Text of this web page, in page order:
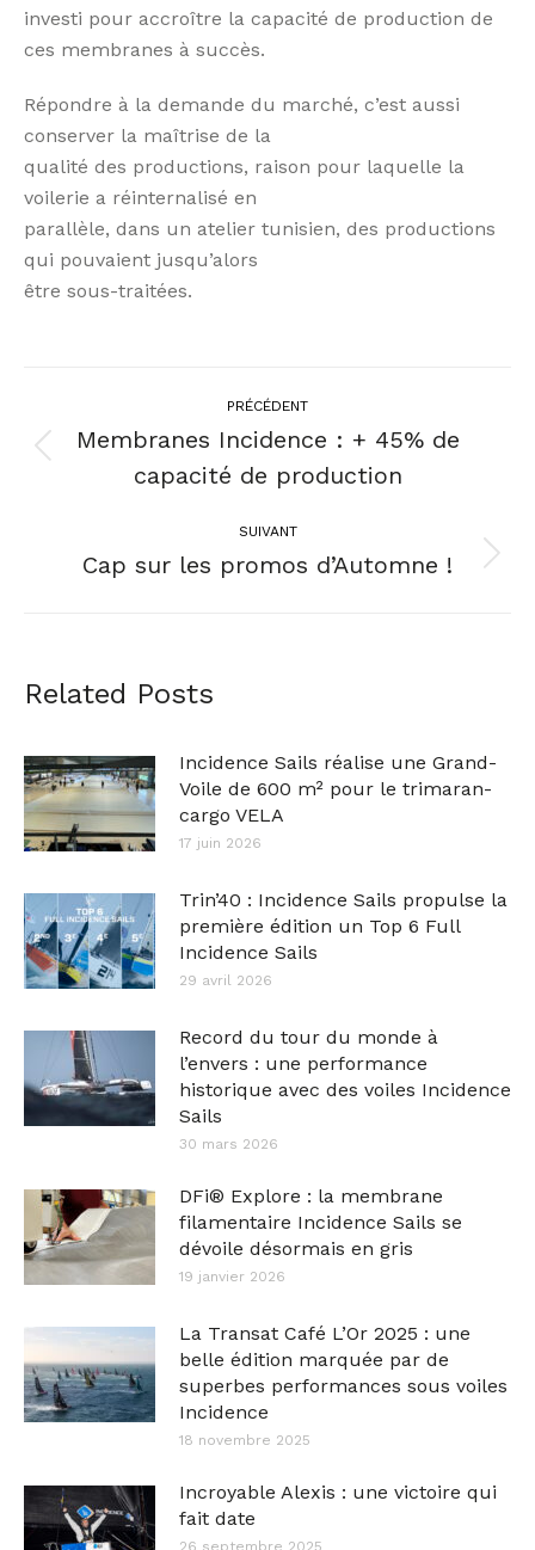
investi pour accroître la capacité de production de
ces membranes à succès.
Répondre à la demande du marché, c’est aussi
conserver la maîtrise de la
qualité des productions, raison pour laquelle la
voilerie a réinternalisé en
parallèle, dans un atelier tunisien, des productions
qui pouvaient jusqu’alors
être sous-traitées.
PRÉCÉDENT
Membranes Incidence : + 45% de
capacité de production
SUIVANT
Cap sur les promos d’Automne !
Related Posts
Incidence Sails réalise une Grand-
Voile de 600 m² pour le trimaran-
cargo VELA
17 juin 2026
Trin’40 : Incidence Sails propulse la
première édition un Top 6 Full
Incidence Sails
29 avril 2026
Record du tour du monde à
l’envers : une performance
historique avec des voiles Incidence
Sails
30 mars 2026
DFi® Explore : la membrane
filamentaire Incidence Sails se
dévoile désormais en gris
19 janvier 2026
La Transat Café L’Or 2025 : une
belle édition marquée par de
superbes performances sous voiles
Incidence
18 novembre 2025
Incroyable Alexis : une victoire qui
fait date
26 septembre 2025